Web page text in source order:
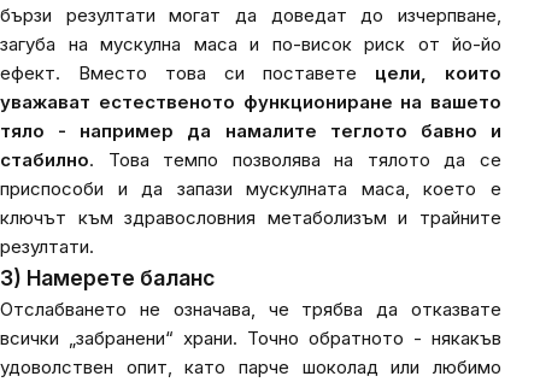
бързи резултати могат да доведат до изчерпване,
загуба на мускулна маса и по-висок риск от йо-йо
ефект. Вместо това си поставете цели, които
уважават естественото функциониране на вашето
тяло - например да намалите теглото бавно и
стабилно. Това темпо позволява на тялото да се
приспособи и да запази мускулната маса, което е
ключът към здравословния метаболизъм и трайните
резултати.
3) Намерете баланс
Отслабването не означава, че трябва да отказвате
всички „забранени“ храни. Точно обратното - някакъв
удоволствен опит, като парче шоколад или любимо